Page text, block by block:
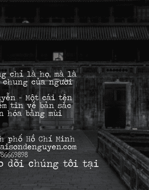
chỉ là họ, mà là
của người
– Một cái tên
tin về bản sắc
hóa bằng mùi
phố Hồ Chí Minh
dõi chúng tôi tại